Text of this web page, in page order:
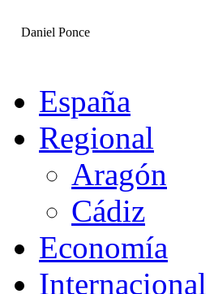
Daniel Ponce
España
Regional
Aragón
Cádiz
Economía
Internacional